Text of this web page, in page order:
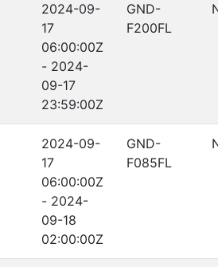
2024-09-
17
06:00:00Z
- 2024-
09-17
23:59:00Z
GND-
F200FL
2024-09-
17
06:00:00Z
- 2024-
09-18
02:00:00Z
GND-
F085FL